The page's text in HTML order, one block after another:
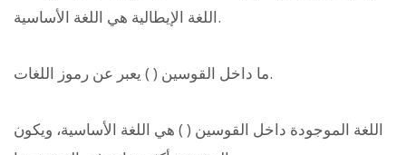
اللغة الإيطالية هي اللغة الأساسية.
ما داخل القوسين ( ) يعبر عن رموز اللغات.
اللغة الموجودة داخل القوسين ( ) هي اللغة الأساسية، ويكون